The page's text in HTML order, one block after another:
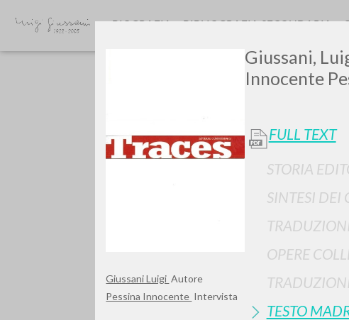
Giussani Luigi Autore
Pessina Innocente Intervista
Giussani,
Innocente
FULL TEXT
STORIA
SINTESI DEI
OPERE
TESTO
BIOGRAFIA BIBLIOGRAFIA SECONDARIA